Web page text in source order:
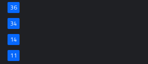
36
34
14
11